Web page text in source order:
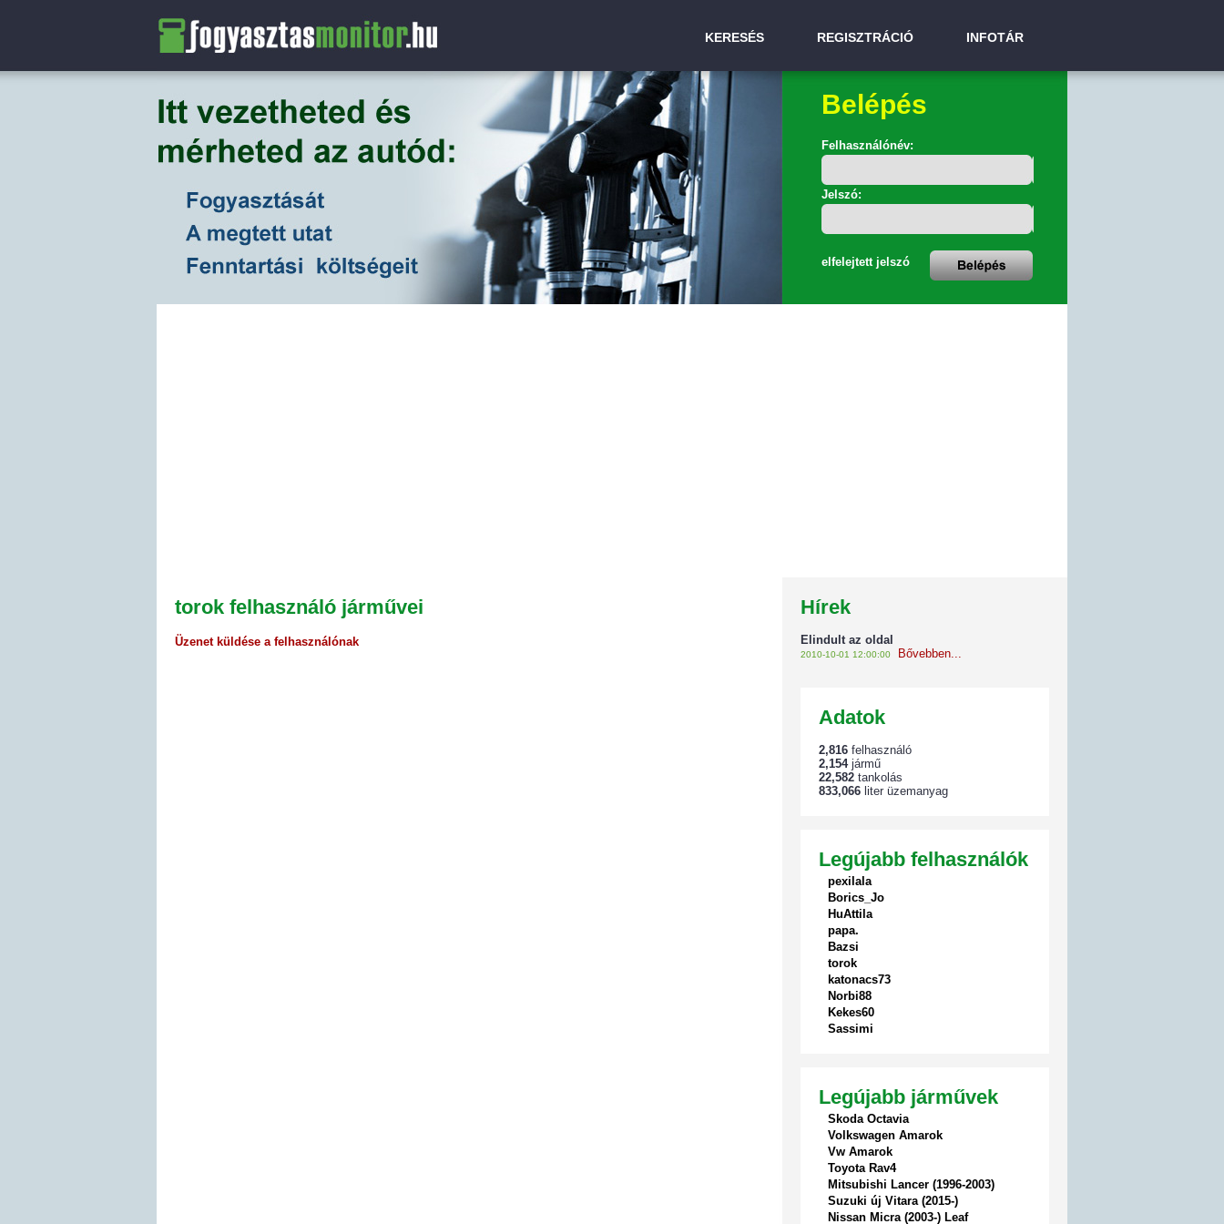
KERESÉS REGISZTRÁCIÓ INFOTÁR
Belépés
Felhasználónév:
Jelszó:
elfelejtett jelszó
torok felhasználó járművei
Üzenet küldése a felhasználónak
Hírek
Elindult az oldal
2010-10-01 12:00:00 Bővebben...
Adatok
2,816 felhasználó
2,154jármű
22,582 tankolás
833,066 liter üzemanyag
Legújabb felhasználók
pexilala
Borics_Jo
HuAttila
papa.
Bazsi
torok
katonacs73
Norbi88
Kekes60
Sassimi
Legújabb járművek
Skoda Octavia
Volkswagen Amarok
Vw Amarok
Toyota Rav4
Mitsubishi Lancer (1996-2003)
Suzuki új Vitara (2015-)
Nissan Micra (2003-) Leaf